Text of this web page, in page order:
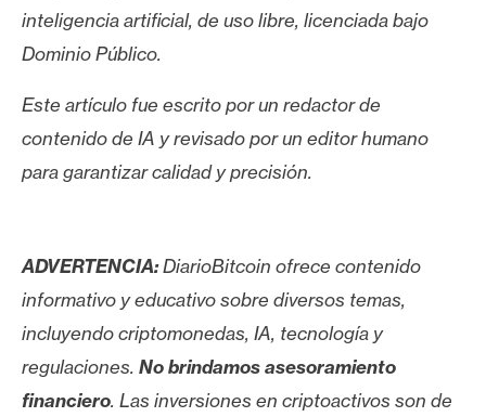
inteligencia artificial, de uso libre, licenciada bajo
Dominio Público.
Este artículo fue escrito por un redactor de
contenido de IA y revisado por un editor humano
para garantizar calidad y precisión.
ADVERTENCIA:DiarioBitcoin ofrece contenido
informativo y educativo sobre diversos temas,
incluyendo criptomonedas, IA, tecnología y
regulaciones. No brindamos asesoramiento
financiero. Las inversiones en criptoactivos son de